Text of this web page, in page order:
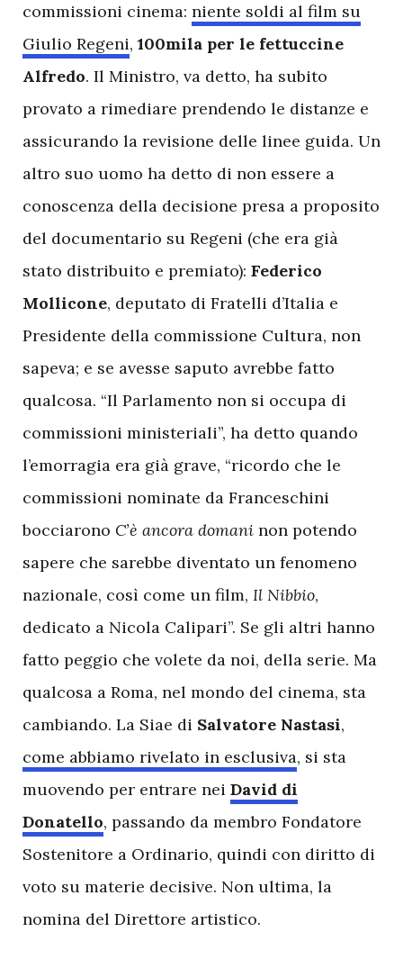
commissioni cinema: niente soldi al film su
Giulio Regeni, 100mila per le fettuccine
Alfredo. Il Ministro, va detto, ha subito
provato a rimediare prendendo le distanze e
assicurando la revisione delle linee guida. Un
altro suo uomo ha detto di non essere a
conoscenza della decisione presa a proposito
del documentario su Regeni (che era già
stato distribuito e premiato): Federico
Mollicone, deputato di Fratelli d’Italia e
Presidente della commissione Cultura, non
sapeva; e se avesse saputo avrebbe fatto
qualcosa. “Il Parlamento non si occupa di
commissioni ministeriali”, ha detto quando
l’emorragia era già grave, “ricordo che le
commissioni nominate da Franceschini
bocciarono C’è ancora domani non potendo
sapere che sarebbe diventato un fenomeno
nazionale, così come un film, Il Nibbio,
dedicato a Nicola Calipari”. Se gli altri hanno
fatto peggio che volete da noi, della serie. Ma
qualcosa a Roma, nel mondo del cinema, sta
cambiando. La Siae di Salvatore Nastasi,
come abbiamo rivelato in esclusiva, si sta
muovendo per entrare nei David di
Donatello, passando da membro Fondatore
Sostenitore a Ordinario, quindi con diritto di
voto su materie decisive. Non ultima, la
nomina del Direttore artistico.